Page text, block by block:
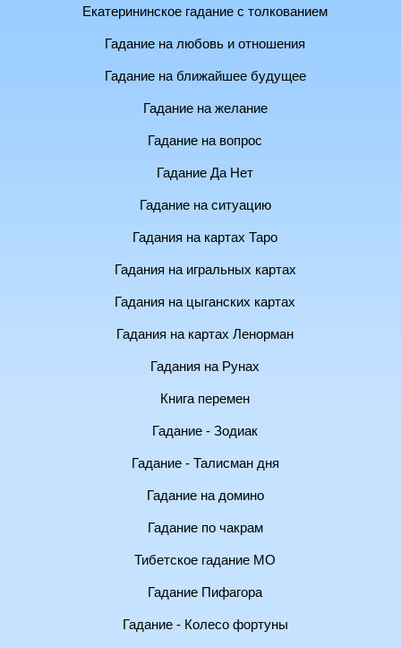
Екатерининское гадание с толкованием
Гадание на любовь и отношения
Гадание на ближайшее будущее
Гадание на желание
Гадание на вопрос
Гадание Да Нет
Гадание на ситуацию
Гадания на картах Таро
Гадания на игральных картах
Гадания на цыганских картах
Гадания на картах Ленорман
Гадания на Рунах
Книга перемен
Гадание - Зодиак
Гадание - Талисман дня
Гадание на домино
Гадание по чакрам
Тибетское гадание МО
Гадание Пифагора
Гадание - Колесо фортуны